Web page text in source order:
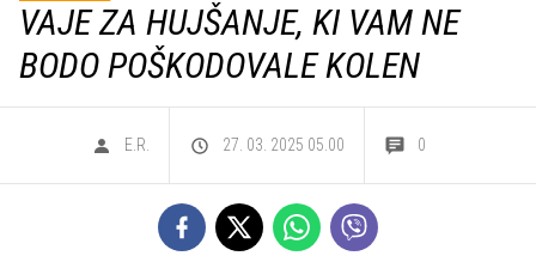
VAJE ZA HUJŠANJE, KI VAM NE
BODO POŠKODOVALE KOLEN
E.R. 27. 03. 2025 05.00 0